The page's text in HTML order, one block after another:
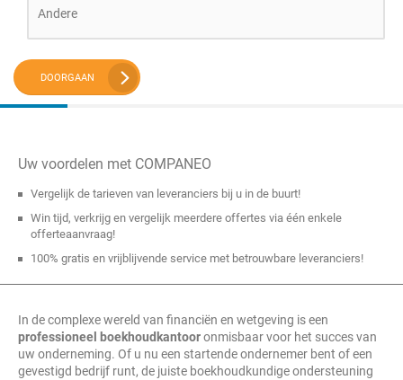
Andere
DOORGAAN
Uw voordelen met COMPANEO
Vergelijk de tarieven van leveranciers bij u in de buurt!
Win tijd, verkrijg en vergelijk meerdere offertes via één enkele
offerteaanvraag!
100% gratis en vrijblijvende service met betrouwbare leveranciers!
In de complexe wereld van financiën en wetgeving is een
professioneel boekhoudkantooronmisbaar voor het succes van
uw onderneming. Of u nu een startende ondernemer bent of een
gevestigd bedrijf runt, de juiste boekhoudkundige ondersteuning